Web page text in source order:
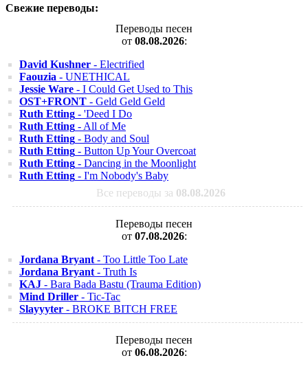
Свежие переводы:
Переводы песен
от 08.08.2026:
David Kushner - Electrified
Faouzia - UNETHICAL
Jessie Ware - I Could Get Used to This
OST+FRONT - Geld Geld Geld
Ruth Etting - 'Deed I Do
Ruth Etting - All of Me
Ruth Etting - Body and Soul
Ruth Etting - Button Up Your Overcoat
Ruth Etting - Dancing in the Moonlight
Ruth Etting - I'm Nobody's Baby
Все переводы за 08.08.2026
Переводы песен
от 07.08.2026:
Jordana Bryant - Too Little Too Late
Jordana Bryant - Truth Is
KAJ - Bara Bada Bastu (Trauma Edition)
Mind Driller - Tic-Tac
Slayyyter - BROKE BITCH FREE
Переводы песен
от 06.08.2026: